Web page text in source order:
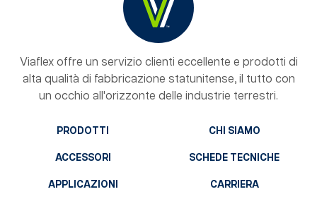
Viaflex offre un servizio clienti eccellente e prodotti di
alta qualità di fabbricazione statunitense, il tutto con
un occhio all'orizzonte delle industrie terrestri.
PRODOTTI
ACCESSORI
APPLICAZIONI
CHI SIAMO
SCHEDE TECNICHE
CARRIERA